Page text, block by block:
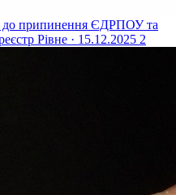
до припинення ЄДРПОУ та
Рівне · 15.12.2025 2